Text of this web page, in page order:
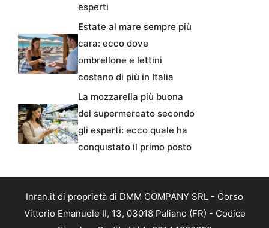
esperti
Estate al mare sempre più
cara: ecco dove
ombrellone e lettini
costano di più in Italia
La mozzarella più buona
del supermercato secondo
gli esperti: ecco quale ha
conquistato il primo posto
Inran.it di proprietà di DMM COMPANY SRL - Corso
Vittorio Emanuele II, 13, 03018 Paliano (FR) - Codice